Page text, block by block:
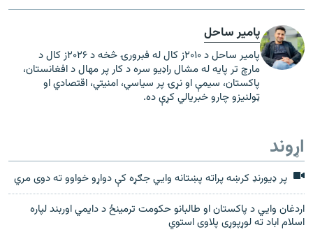
پامیر ساحل
پامیر ساحل د ۲۰۱۰ز کال له فبرورۍ څخه د ۲۰۲۶ز کال د
مارچ تر پایه له مشال راډيو سره د کار پر مهال د افغانستان،
پاکستان، سیمې او نړۍ پر سیاسي، امنیتي، اقتصادي او
ټولنیزو چارو خبریالي کړې ده.
اړوند
پر ډيورنډ کرښه پراته پښتانه وايي جګړه کې دواړو خواوو ته دوی مري
اردغان وايي د پاکستان او طالبانو حکومت ترمینځ د دایمي اوربند لپاره
اسلام اباد ته لوړپوړی پلاوی استوي